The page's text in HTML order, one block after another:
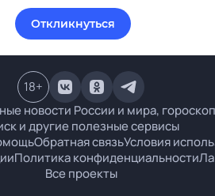
Откликнуться
новости России и мира,
и другие полезные сервисы
Обратная связьУсловия
Политика конфиденциальности
Все проекты
18+